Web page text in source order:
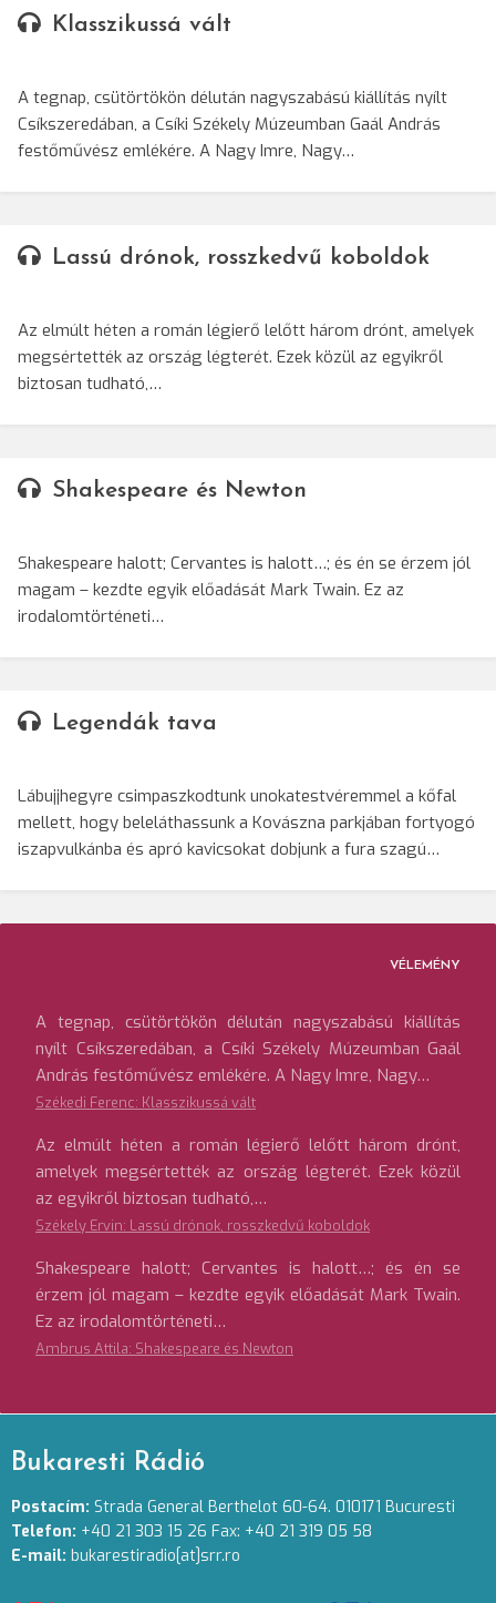
Klasszikussá vált
A tegnap, csütörtökön délután nagyszabású kiállítás nyílt
Csíkszeredában, a Csíki Székely Múzeumban Gaál András
festőművész emlékére. A Nagy Imre, Nagy…
Lassú drónok, rosszkedvű koboldok
Az elmúlt héten a román légierő lelőtt három drónt, amelyek
megsértették az ország légterét. Ezek közül az egyikről
biztosan tudható,…
Shakespeare és Newton
Shakespeare halott; Cervantes is halott…; és én se érzem jól
magam – kezdte egyik előadását Mark Twain. Ez az
irodalomtörténeti…
Legendák tava
Lábujjhegyre csimpaszkodtunk unokatestvéremmel a kőfal
mellett, hogy beleláthassunk a Kovászna parkjában fortyogó
iszapvulkánba és apró kavicsokat dobjunk a fura szagú…
VÉLEMÉNY
A tegnap, csütörtökön délután nagyszabású kiállítás
nyílt Csíkszeredában, a Csíki Székely Múzeumban Gaál
András festőművész emlékére. A Nagy Imre, Nagy…
Székedi Ferenc: Klasszikussá vált
Az elmúlt héten a román légierő lelőtt három drónt,
amelyek megsértették az ország légterét. Ezek közül
az egyikről biztosan tudható,…
Székely Ervin: Lassú drónok, rosszkedvű koboldok
Shakespeare halott; Cervantes is halott…; és én se
érzem jól magam – kezdte egyik előadását Mark Twain.
Ez az irodalomtörténeti…
Ambrus Attila: Shakespeare és Newton
Bukaresti Rádió
Postacím: Strada General Berthelot 60-64. 010171 Bucuresti
Telefon: +40 21 303 15 26 Fax: +40 21 319 05 58
E-mail: bukarestiradio[at]srr.ro